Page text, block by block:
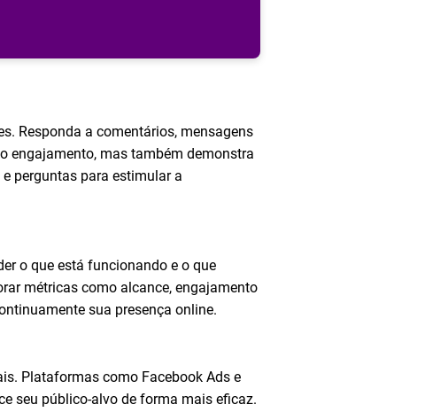
Responda a comentários, mensagens
engajamento, mas também demonstra
perguntas para estimular a
o que está funcionando e o que
métricas como alcance, engajamento
sua presença online.
Plataformas como Facebook Ads e
seu público-alvo de forma mais eficaz.